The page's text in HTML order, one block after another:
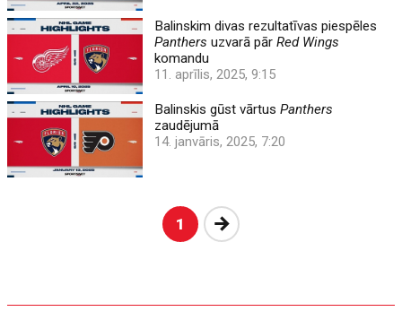
Balinskim divas rezultatīvas piespēles
Panthers uzvarā pārRed Wings
komandu
11. aprīlis, 2025, 9:15
Balinskis gūst vārtusPanthers
zaudējumā
14. janvāris, 2025, 7:20
1 Nākošā